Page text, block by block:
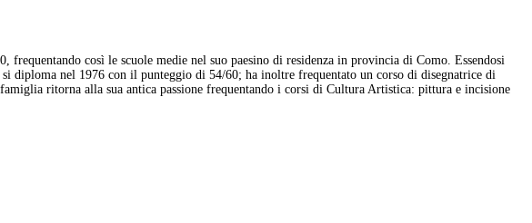
così le scuole medie nel suo paesino di residenza in provincia di Como. Essendosi
diploma nel 1976 con il punteggio di 54/60; ha inoltre frequentato un corso di disegnatrice di
ritorna alla sua antica passione frequentando i corsi di Cultura Artistica: pittura e incisione